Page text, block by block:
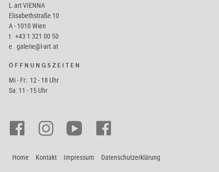
L.art VIENNA
Elisabethstraße 10
A - 1010 Wien
t +43 1 321 00 50
e galerie@l-art.at
ÖFFNUNGSZEITEN
Mi - Fr: 12 - 18 Uhr
Sa: 11 - 15 Uhr
Home Kontakt Impressum Datenschutzerklärung